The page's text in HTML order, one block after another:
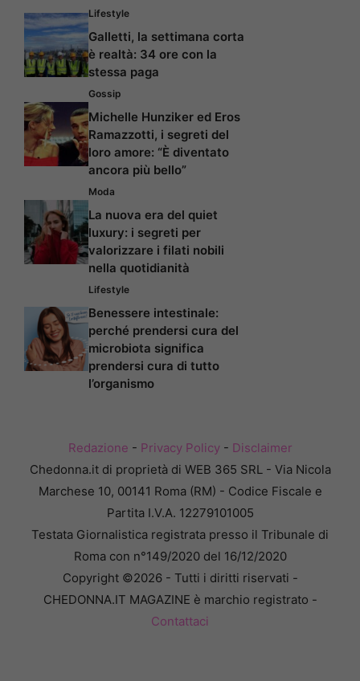
Lifestyle
Galletti, la settimana corta
è realtà: 34 ore con la
stessa paga
Gossip
Michelle Hunziker ed Eros
Ramazzotti, i segreti del
loro amore: “È diventato
ancora più bello”
Moda
La nuova era del quiet
luxury: i segreti per
valorizzare i filati nobili
nella quotidianità
Lifestyle
Benessere intestinale:
perché prendersi cura del
microbiota significa
prendersi cura di tutto
l’organismo
Redazione - Privacy Policy- Disclaimer
Chedonna.it di proprietà di WEB 365 SRL - Via Nicola
Marchese 10, 00141 Roma (RM) - Codice Fiscale e
Partita I.V.A. 12279101005
Testata Giornalistica registrata presso il Tribunale di
Roma con n°149/2020 del 16/12/2020
Copyright ©2026 - Tutti i diritti riservati -
CHEDONNA.IT MAGAZINE è marchio registrato -
Contattaci